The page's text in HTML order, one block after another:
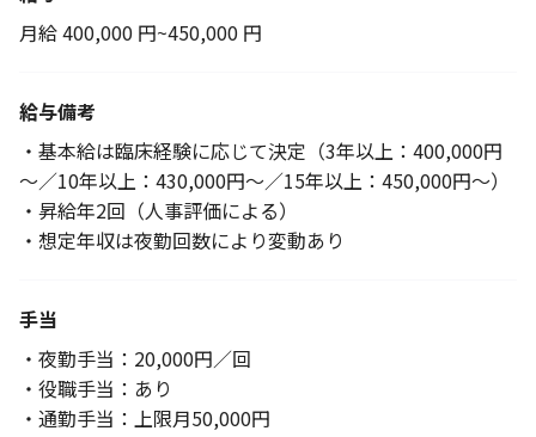
月給 400,000 円~450,000 円
給与備考
・基本給は臨床経験に応じて決定（3年以上：400,000円
～／10年以上：430,000円～／15年以上：450,000円～）
・昇給年2回（人事評価による）
・想定年収は夜勤回数により変動あり
手当
・夜勤手当：20,000円／回
・役職手当：あり
・通勤手当：上限月50,000円